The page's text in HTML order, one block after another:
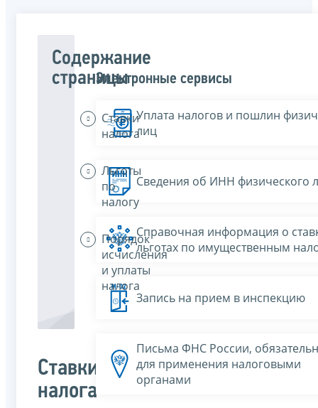
Содержание
страницы
Ставки
налога
Льготы
по
налогу
Порядок
исчисления
и уплаты
налога
Ставки
налога
Электронные сервисы
Уплата налогов и пошлин
лиц
Сведения об ИНН физического
Справочная информация о
льготах по имущественным
Запись на прием в инспекцию
Письма ФНС России,
для применения налоговыми
органами